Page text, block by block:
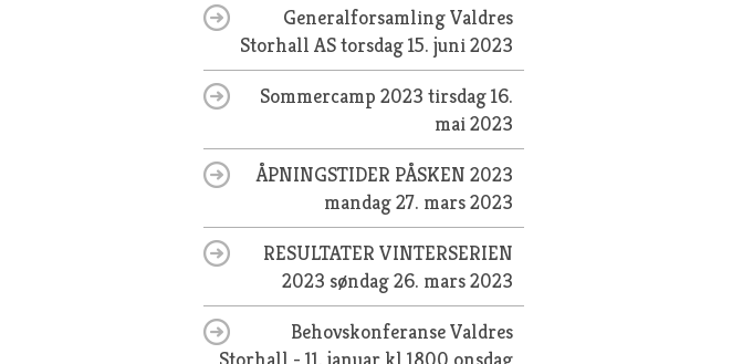
Generalforsamling Valdres
Storhall AStorsdag 15. juni 2023
Sommercamp 2023tirsdag 16.
mai 2023
ÅPNINGSTIDER PÅSKEN 2023
mandag 27. mars 2023
RESULTATER VINTERSERIEN
2023søndag 26. mars 2023
Behovskonferanse Valdres
Storhall - 11. januar kl 1800 onsdag